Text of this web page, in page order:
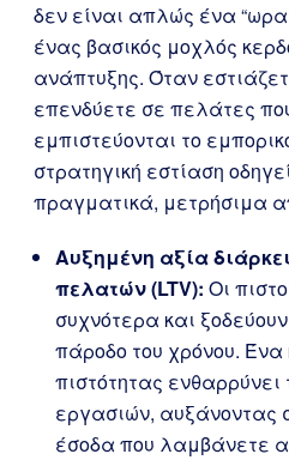
δεν είναι απλώς ένα
ένας βασικός μοχλός
ανάπτυξης. Όταν
επενδύετε σε πελάτες
εμπιστεύονται το
στρατηγική εστίαση
πραγματικά, μετρήσιμα
Αυξημένη αξία
πελατών (LTV): Οι
συχνότερα και
πάροδο του χρόνου.
πιστότητας
εργασιών, αυξάνοντας
έσοδα που λαμβάνετε